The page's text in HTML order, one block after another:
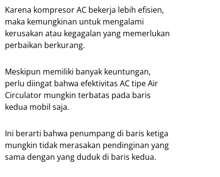
Karena kompresor AC bekerja lebih efisien,
maka kemungkinan untuk mengalami
kerusakan atau kegagalan yang memerlukan
perbaikan berkurang.
Meskipun memiliki banyak keuntungan,
perlu diingat bahwa efektivitas AC tipe Air
Circulator mungkin terbatas pada baris
kedua mobil saja.
Ini berarti bahwa penumpang di baris ketiga
mungkin tidak merasakan pendinginan yang
sama dengan yang duduk di baris kedua.